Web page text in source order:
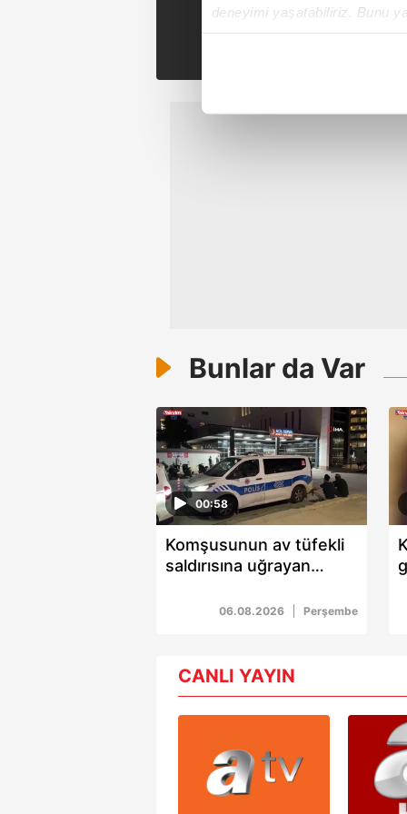
deneyimi yaşatabiliriz. Bunu
Bunlar da Var
00:58
Komşusunun av tüfekli
saldırısına uğrayan
kaybetti!06.08.2026 Perşembe
CANLI YAYIN